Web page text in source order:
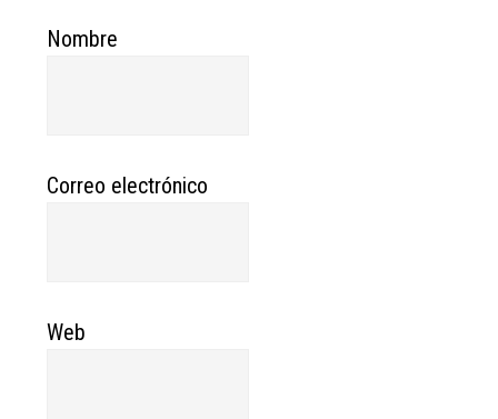
Nombre
Correo electrónico
Web